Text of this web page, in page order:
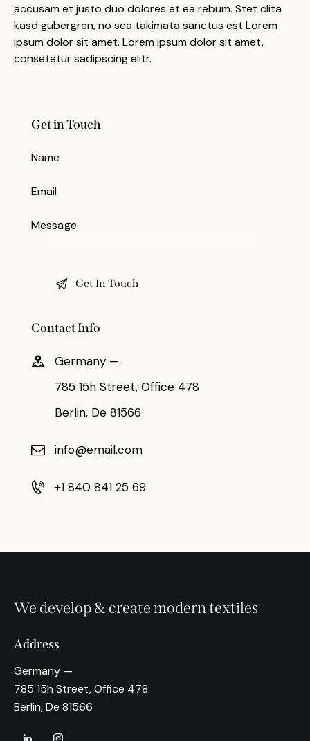
accusam et justo duo dolores et ea rebum. Stet clita
kasd gubergren, no sea takimata sanctus est Lorem
ipsum dolor sit amet. Lorem ipsum dolor sit amet,
consetetur sadipscing elitr.
Get in Touch
Contact Info
Germany —
785 15h Street, Office 478
Berlin, De 81566
info@email.com
+1 840 841 25 69
We develop & create modern textiles
Address
Germany —
785 15h Street, Office 478
Berlin, De 81566